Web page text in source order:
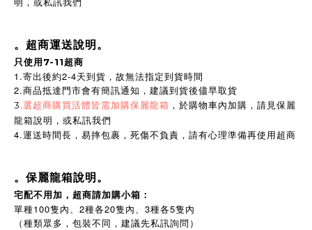
。超商運送說明。
只使用7-11超商
1.寄出後約2-4天到貨，故無法指定到貨時間
2.商品抵達門市會有簡訊通知，建議到貨後儘早取貨
3. 選超商購買活體皆需加購保麗龍箱 ，於購物車內加購，請見保麗
龍箱說明，或私訊我們
4.運送時間長，易摔包裹，死傷不負責，請有心理準備再使用超商
。保麗龍箱說明。
宅配不用加，超商請加購小箱：
單種100隻內、2種各20隻內、3種各5隻內
（種類眾多，包裝不同，建議先私訊詢問）